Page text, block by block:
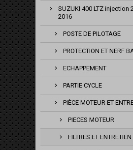
SUZUKI 400 LTZ injection
2016
POSTE DE PILOTAGE
PROTECTION ET NERF
ECHAPPEMENT
PARTIE CYCLE
PIÈCE MOTEUR ET
PIECES MOTEUR
FILTRES ET ENTRETIEN